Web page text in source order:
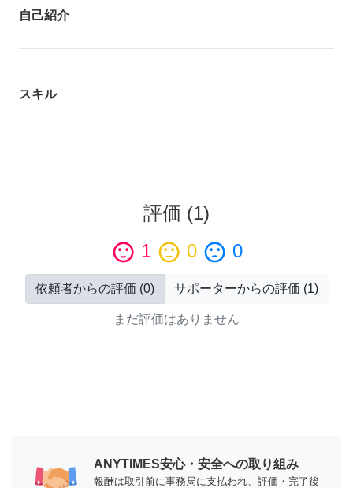
自己紹介
スキル
評価 (1)
sentiment_satisfied 1 sentiment_neutral 0 sentiment_dissatisfied 0
依頼者からの評価 (0) サポーターからの評価 (1)
まだ評価はありません
ANYTIMES安心・安全への取り組み
報酬は取引前に事務局に支払われ、評価・完了後